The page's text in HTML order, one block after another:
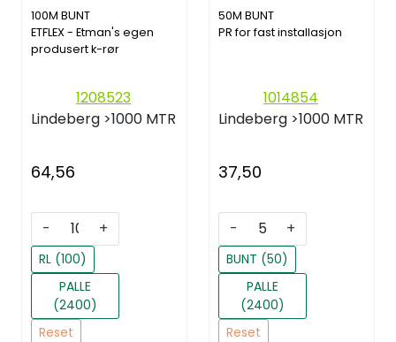
100M BUNT
ETFLEX - Etman's egen
produsert k-rør
1208523
Lindeberg >1000 MTR
64,56
- +
RL (100)
PALLE
(2400)
Reset
50M BUNT
PR for fast installasjon
1014854
Lindeberg >1000 MTR
37,50
- +
BUNT (50)
PALLE
(2400)
Reset